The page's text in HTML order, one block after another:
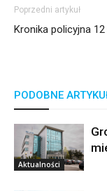
Poprzedni artykuł
Kronika policyjna
PODOBNE
Aktualności